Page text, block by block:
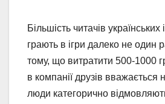
Більшість читачів українських
грають в ігри далеко не один
тому, що витратити 500-1000
в компанії друзів
люди категорично